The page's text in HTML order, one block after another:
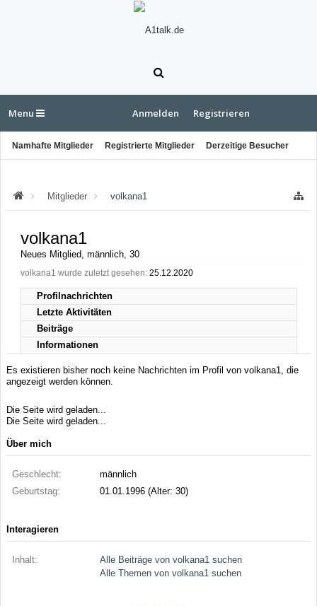
Menu
Namhafte Mitglieder Registrierte Mitglieder Derzeitige Besucher
Anmelden Registrieren
Mitglieder volkana1
volkana1
Neues Mitglied, männlich, 30
volkana1 wurde zuletzt gesehen: 25.12.2020
Profilnachrichten
Letzte Aktivitäten
Beiträge
Informationen
Es existieren bisher noch keine Nachrichten im Profil von volkana1, die
angezeigt werden können.
Die Seite wird geladen...
Die Seite wird geladen...
Über mich
Geschlecht:
männlich
Geburtstag:
01.01.1996 (Alter: 30)
Interagieren
Inhalt:
Alle Beiträge von volkana1 suchen
Alle Themen von volkana1 suchen